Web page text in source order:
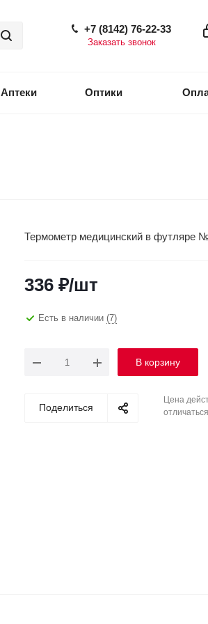
+7 (8142) 76-22-33
Заказать звонок
Аптеки Оптики
Термометр медицинский в футляре
336 ₽/шт
Есть в наличии (7)
В корзину
Поделиться
Цена